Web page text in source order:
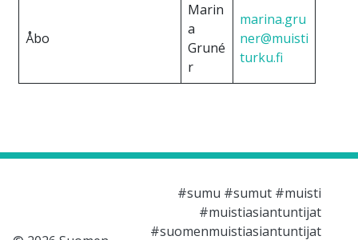
Åbo
Marin
a
Gruné
r
marina.gru
ner@muisti
turku.fi
#sumu #sumut #muisti
#muistiasiantuntijat
#suomenmuistiasiantuntijat